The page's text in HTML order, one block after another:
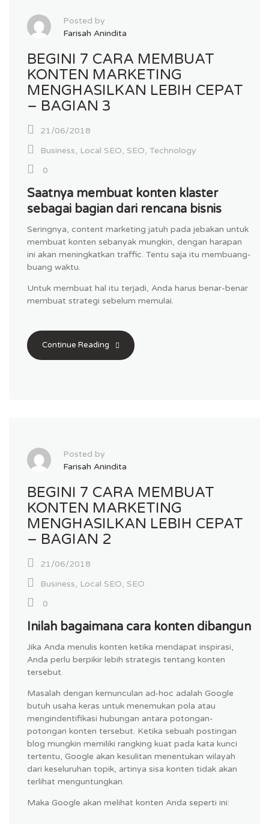
Posted by
Farisah Anindita
BEGINI 7 CARA MEMBUAT
KONTEN MARKETING
MENGHASILKAN LEBIH CEPAT
– BAGIAN 3
21/06/2018
Business, Local SEO, SEO, Technology
0
Saatnya membuat konten klaster
sebagai bagian dari rencana bisnis
Seringnya, content marketing jatuh pada jebakan untuk
membuat konten sebanyak mungkin, dengan harapan
ini akan meningkatkan traffic. Tentu saja itu membuang-
buang waktu.
Untuk membuat hal itu terjadi, Anda harus benar-benar
membuat strategi sebelum memulai.
Continue Reading
Posted by
Farisah Anindita
BEGINI 7 CARA MEMBUAT
KONTEN MARKETING
MENGHASILKAN LEBIH CEPAT
– BAGIAN 2
21/06/2018
Business, Local SEO, SEO
0
Inilah bagaimana cara konten dibangun
Jika Anda menulis konten ketika mendapat inspirasi,
Anda perlu berpikir lebih strategis tentang konten
tersebut.
Masalah dengan kemunculan ad-hoc adalah Google
butuh usaha keras untuk menemukan pola atau
mengindentifikasi hubungan antara potongan-
potongan konten tersebut. Ketika sebuah postingan
blog mungkin memiliki rangking kuat pada kata kunci
tertentu, Google akan kesulitan menentukan wilayah
dari keseluruhan topik, artinya sisa konten tidak akan
terlihat menguntungkan.
Maka Google akan melihat konten Anda seperti ini: